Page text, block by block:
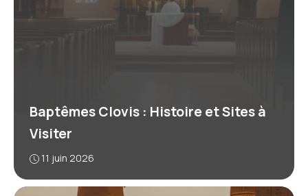
Baptêmes Clovis : Histoire et Sites à
Visiter
11 juin 2026